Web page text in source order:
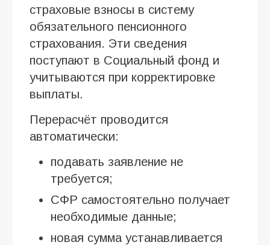
страховые взносы в систему
обязательного пенсионного
страхования. Эти сведения
поступают в Социальный фонд и
учитываются при корректировке
выплаты.
Перерасчёт проводится
автоматически:
подавать заявление не
требуется;
СФР самостоятельно получает
необходимые данные;
новая сумма устанавливается